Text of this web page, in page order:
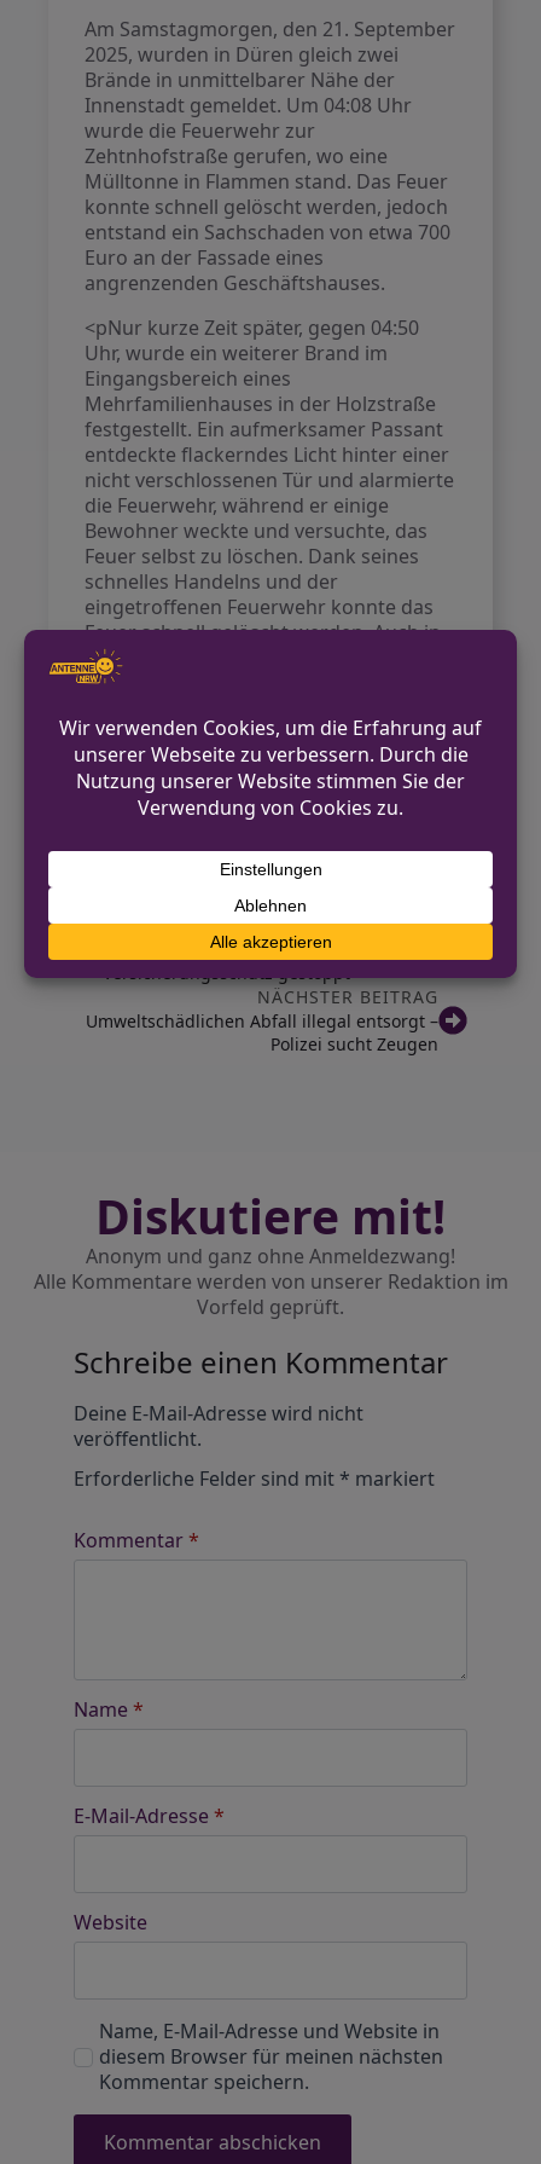
Am Samstagmorgen, den 21. September
2025, wurden in Düren gleich zwei
Brände in unmittelbarer Nähe der
Innenstadt gemeldet. Um 04:08 Uhr
wurde die Feuerwehr zur
Zehtnhofstraße gerufen, wo eine
Mülltonne in Flammen stand. Das Feuer
konnte schnell gelöscht werden, jedoch
entstand ein Sachschaden von etwa 700
Euro an der Fassade eines
angrenzenden Geschäftshauses.
<pNur kurze Zeit später, gegen 04:50
Uhr, wurde ein weiterer Brand im
Eingangsbereich eines
Mehrfamilienhauses in der Holzstraße
festgestellt. Ein aufmerksamer Passant
entdeckte flackerndes Licht hinter einer
nicht verschlossenen Tür und alarmierte
die Feuerwehr, während er einige
Bewohner weckte und versuchte, das
Feuer selbst zu löschen. Dank seines
schnelles Handelns und der
eingetroffenen Feuerwehr konnte das
Feuer schnell gelöscht werden. Auch in
diesem Fall gab es Sachschäden, jedoch
kamen keine Personen zu Schaden.
Die Ermittlungen zur Brandursache
laufen weiter. Die Polizei bittet um
Hinweise von Personen, die verdächtige
Beobachtungen im Umfeld der
VORHERIGER BEITRAG
E-Scooter-Fahrerin ohne
Versicherungsschutz gestoppt
NÄCHSTER BEITRAG
Umweltschädlichen Abfall illegal entsorgt –
Polizei sucht Zeugen
Diskutiere mit!
Anonym und ganz ohne Anmeldezwang!
Alle Kommentare werden von unserer Redaktion im
Vorfeld geprüft.
Schreibe einen Kommentar
Deine E-Mail-Adresse wird nicht
veröffentlicht.
Erforderliche Felder sind mit* markiert
Kommentar*
Name *
E-Mail-Adresse *
Website
Name, E-Mail-Adresse und Website in
diesem Browser für meinen nächsten
Kommentar speichern.